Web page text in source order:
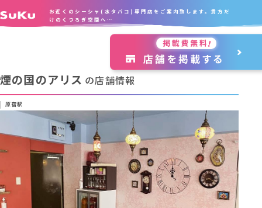
お近くのシーシャ(水タバコ)専門店をご案内致します。貴方だ
けのくつろぎ空間へ…
煙の国のアリス の店舗情報
原宿駅